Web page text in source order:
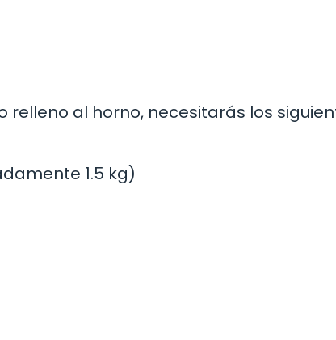
al horno, necesitarás los
1.5 kg)